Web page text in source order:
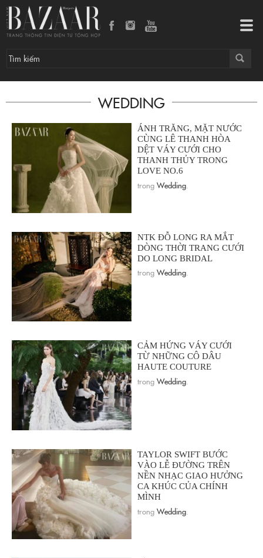
WEDDING
ÁNH TRĂNG, MẶT NƯỚC
CÙNG LÊ THANH HÒA
DỆT VÁY CƯỚI CHO
THANH THỦY TRONG
LOVE NO.6
trong Wedding
NTK ĐỖ LONG RA MẮT
DÒNG THỜI TRANG CƯỚI
DO LONG BRIDAL
trong Wedding
CẢM HỨNG VÁY CƯỚI
TỪ NHỮNG CÔ DÂU
HAUTE COUTURE
trong Wedding
TAYLOR SWIFT BƯỚC
VÀO LỄ ĐƯỜNG TRÊN
NỀN NHẠC GIAO HƯỞNG
CA KHÚC CỦA CHÍNH
MÌNH
trong Wedding